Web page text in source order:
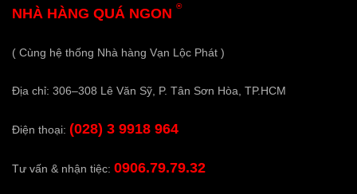
NHÀ HÀNG QUÁ NGON ®
( Cùng hệ thống Nhà hàng Vạn Lộc Phát )
Địa chỉ: 306–308 Lê Văn Sỹ, P. Tân Sơn Hòa, TP.HCM
Điện thoại: (028) 3 9918 964
Tư vấn & nhận tiệc: 0906.79.79.32